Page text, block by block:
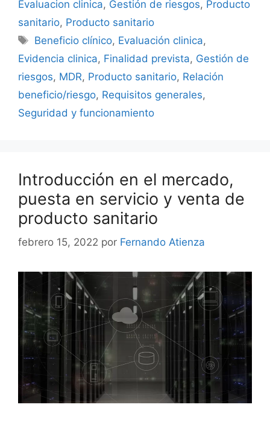
Evaluacion clinica, Gestión de riesgos, Producto
sanitario, Producto sanitario
Beneficio clínico, Evaluación clinica,
Evidencia clinica, Finalidad prevista, Gestión de
riesgos, MDR, Producto sanitario, Relación
beneficio/riesgo, Requisitos generales,
Seguridad y funcionamiento
Introducción en el mercado,
puesta en servicio y venta de
producto sanitario
febrero 15, 2022 por Fernando Atienza